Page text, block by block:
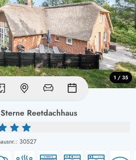
Reetdachhaus
30527
1 / 35